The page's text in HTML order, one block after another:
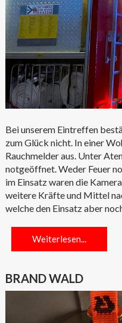
Bei unserem Eintreffen
zum Glück nicht. In einer
Rauchmelder aus. Unter
notgeöffnet. Weder Feuer
im Einsatz waren die
weitere Kräfte und Mittel
welche den Einsatz aber
Weiterlesen...
BRAND WALD